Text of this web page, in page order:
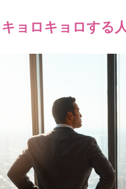
ョロキョロする